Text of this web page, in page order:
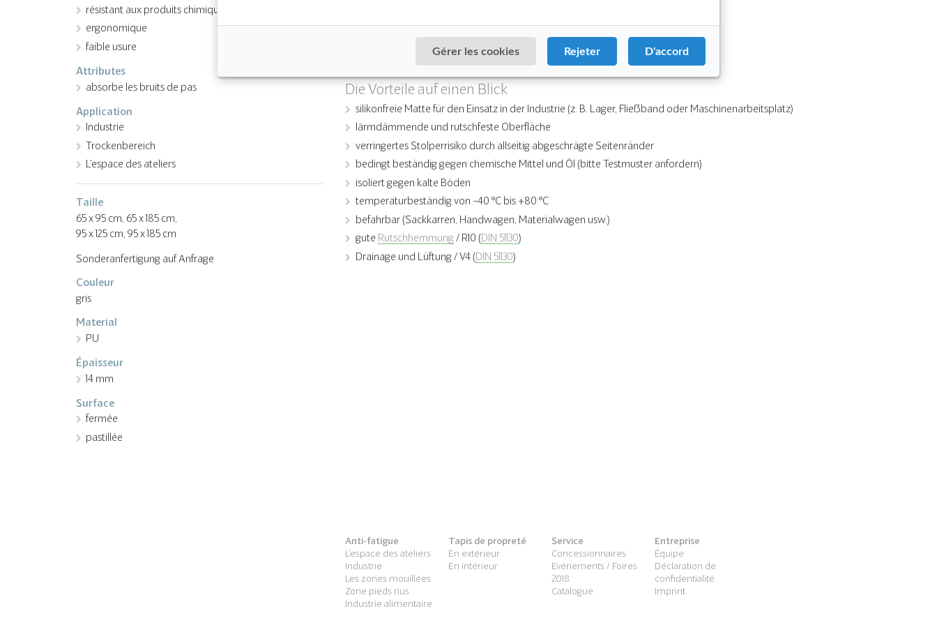
résistant aux produits chimiques
ergonomique
faible usure
Attributes
absorbe les bruits de pas
Application
Industrie
Trockenbereich
L'espace des ateliers
Taille
65 x 95 cm, 65 x 185 cm,
95 x 125 cm, 95 x 185 cm
Sonderanfertigung auf Anfrage
Couleur
gris
Material
PU
Épaisseur
14 mm
Surface
fermée
pastillée
an Kommissionierungs- und Packetierplätzen
Verkaufstheken und Informationsschaltern
Die Vorteile auf einen Blick
silikonfreie Matte für den Einsatz in der Industrie (z. B. Lager, Fließband oder Maschinenarbeitsplatz)
lärmdämmende und rutschfeste Oberfläche
verringertes Stolperrisiko durch allseitig abgeschrägte Seitenränder
bedingt beständig gegen chemische Mittel und Öl (bitte Testmuster anfordern)
isoliert gegen kalte Böden
temperaturbeständig von −40 °C bis +80 °C
befahrbar (Sackkarren, Handwagen, Materialwagen usw.)
gute Rutschhemmung / R10 (DIN 51130)
Drainage und Lüftung / V4 (DIN 51130)
Anti-fatigue
L'espace des ateliers
Industrie
Les zones mouillées
Zone pieds nus
Industrie alimentaire
Tapis de propreté
En extérieur
En intérieur
Service
Concessionnaires
Evénements / Foires
2018
Catalogue
Entreprise
Équipe
Déclaration de
confidentialité
Imprint
Gérer les cookies Rejeter D'accord